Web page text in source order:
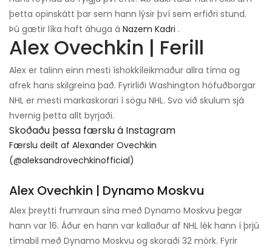
þetta opinskátt þar sem hann lýsir því sem erfiðri stund.
Þú gætir líka haft áhuga á Nazem Kadri .
Alex Ovechkin | Ferill
Alex er talinn einn mesti íshokkíleikmaður allra tíma og
afrek hans skilgreina það. Fyrirliði Washington höfuðborgar
NHL er mesti markaskorari í sögu NHL. Svo við skulum sjá
hvernig þetta allt byrjaði.
Skoðaðu þessa færslu á Instagram
Færslu deilt af Alexander Ovechkin
(@aleksandrovechkinofficial)
Alex Ovechkin | Dynamo Moskvu
Alex þreytti frumraun sína með Dynamo Moskvu þegar
hann var 16. Áður en hann var kallaður af NHL lék hann í þrjú
tímabil með Dynamo Moskvu og skoraði 32 mörk. Fyrir